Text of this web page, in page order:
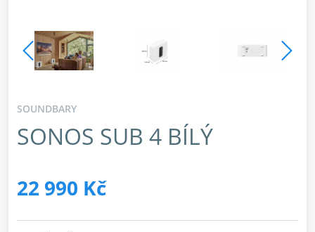
SOUNDBARY
SONOS SUB 4 BÍLÝ
22 990 Kč